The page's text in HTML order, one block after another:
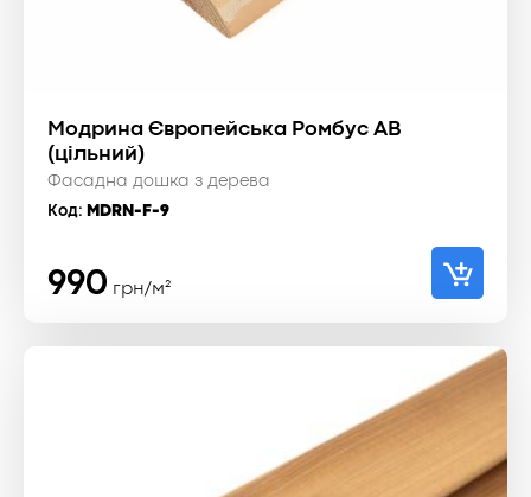
Модрина Європейська Ромбус АВ
(цільний)
Фасадна дошка з дерева
Код: MDRN-F-9
990 грн/м²